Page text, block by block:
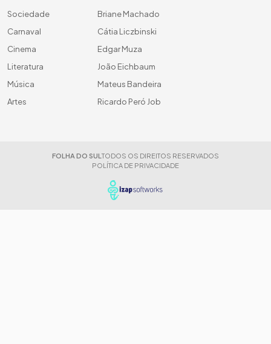
Sociedade
Carnaval
Cinema
Literatura
Música
Artes
Briane Machado
Cátia Liczbinski
Edgar Muza
João Eichbaum
Mateus Bandeira
Ricardo Peró Job
FOLHA DO SUL TODOS OS DIREITOS RESERVADOS
POLÍTICA DE PRIVACIDADE